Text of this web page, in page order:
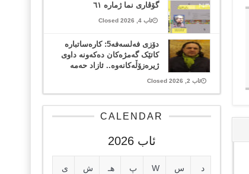
گۆڤاری نما ژمارە ٦١
ئاب 4, 2026 Closed
دۆزی فەلسەفە5: کارەساتبارە
کاتێک گەمژەکان دەکەونە داوی
ژیرەزۆڵەکانەوە.. ئازاد حەمە
ئاب 2, 2026 Closed
CALENDAR
ئاب 2026
د س W پ هـ ش ی